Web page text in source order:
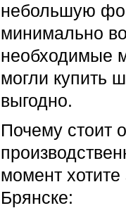
небольшую
минимально
необходимые
могли купить
выгодно.
Почему стоит
момент
Брянске: